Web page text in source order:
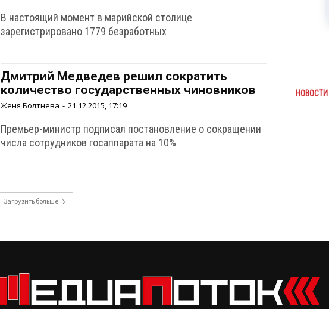
В настоящий момент в марийской столице
зарегистрировано 1779 безработных
Дмитрий Медведев решил сократить
количество государственных чиновников
Женя Болтнева - 21.12.2015, 17:19
Премьер-министр подписал постановление о сокращении
числа сотрудников госаппарата на 10%
Загрузить больше